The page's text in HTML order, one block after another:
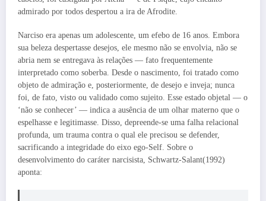
admirado por todos despertou a ira de Afrodite.
Narciso era apenas um adolescente, um efebo de 16 anos. Embora
sua beleza despertasse desejos, ele mesmo não se envolvia, não se
abria nem se entregava às relações — fato frequentemente
interpretado como soberba. Desde o nascimento, foi tratado como
objeto de admiração e, posteriormente, de desejo e inveja; nunca
foi, de fato, visto ou validado como sujeito. Esse estado objetal — o
‘não se conhecer’ — indica a ausência de um olhar materno que o
espelhasse e legitimasse. Disso, depreende-se uma falha relacional
profunda, um trauma contra o qual ele precisou se defender,
sacrificando a integridade do eixo ego-Self. Sobre o
desenvolvimento do caráter narcisista, Schwartz-Salant(1992)
aponta: